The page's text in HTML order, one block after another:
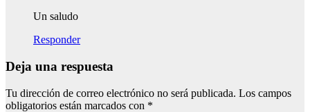
Un saludo
Responder
Deja una respuesta
Tu dirección de correo electrónico no será publicada. Los campos
obligatorios están marcados con *